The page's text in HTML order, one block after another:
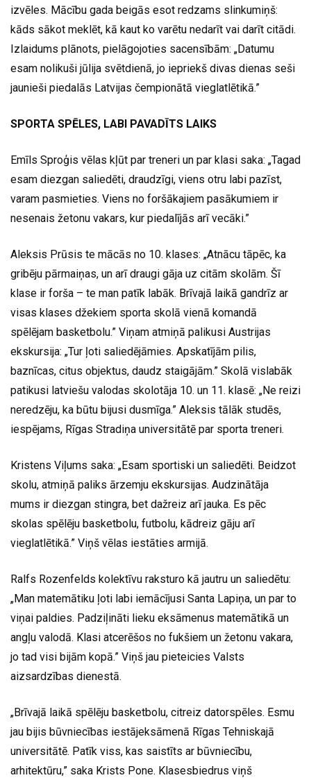
izvēles. Mācību gada beigās esot redzams slinkumiņš:
kāds sākot meklēt, kā kaut ko varētu nedarīt vai darīt citādi.
Izlaidums plānots, pielāgojoties sacensībām: „Datumu
esam nolikuši jūlija svētdienā, jo iepriekš divas dienas seši
jaunieši piedalās Latvijas čempionātā vieglatlētikā.”
SPORTA SPĒLES, LABI PAVADĪTS LAIKS
Emīls Sproģis vēlas kļūt par treneri un par klasi saka: „Tagad
esam diezgan saliedēti, draudzīgi, viens otru labi pazīst,
varam pasmieties. Viens no foršākajiem pasākumiem ir
nesenais žetonu vakars, kur piedalījās arī vecāki.”
Aleksis Prūsis te mācās no 10. klases: „Atnācu tāpēc, ka
gribēju pārmaiņas, un arī draugi gāja uz citām skolām. Šī
klase ir forša – te man patīk labāk. Brīvajā laikā gandrīz ar
visas klases džekiem sporta skolā vienā komandā
spēlējam basketbolu.” Viņam atmiņā palikusi Austrijas
ekskursija: „Tur ļoti saliedējāmies. Apskatījām pilis,
baznīcas, citus objektus, daudz staigājām.” Skolā vislabāk
patikusi latviešu valodas skolotāja 10. un 11. klasē: „Ne reizi
neredzēju, ka būtu bijusi dusmīga.” Aleksis tālāk studēs,
iespējams, Rīgas Stradiņa universitātē par sporta treneri.
Kristens Viļums saka: „Esam sportiski un saliedēti. Beidzot
skolu, atmiņā paliks ārzemju ekskursijas. Audzinātāja
mums ir diezgan stingra, bet dažreiz arī jauka. Es pēc
skolas spēlēju basketbolu, futbolu, kādreiz gāju arī
vieglatlētikā.” Viņš vēlas iestāties armijā.
Ralfs Rozenfelds kolektīvu raksturo kā jautru un saliedētu:
„Man matemātiku ļoti labi iemācījusi Santa Lapiņa, un par to
viņai paldies. Padziļināti lieku eksāmenus matemātikā un
angļu valodā. Klasi atcerēšos no fukšiem un žetonu vakara,
jo tad visi bijām kopā.” Viņš jau pieteicies Valsts
aizsardzības dienestā.
„Brīvajā laikā spēlēju basketbolu, citreiz datorspēles. Esmu
jau bijis būvniecības iestājeksāmenā Rīgas Tehniskajā
universitātē. Patīk viss, kas saistīts ar būvniecību,
arhitektūru,” saka Krists Pone. Klasesbiedrus viņš